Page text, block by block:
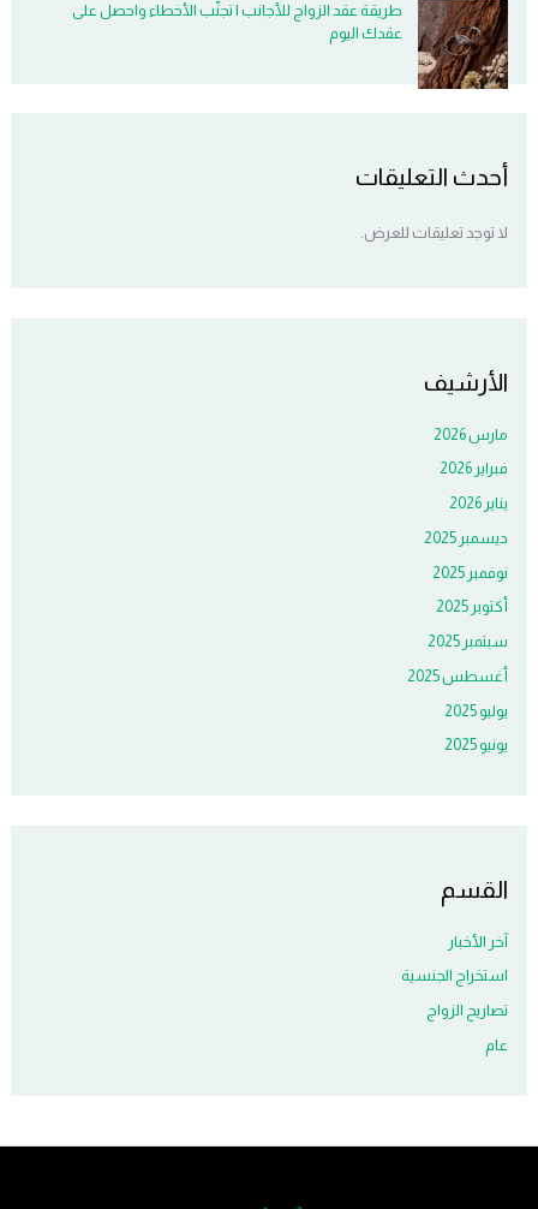
طريقة عقد الزواج للأجانب | تجنّب الأخطاء واحصل على
عقدك اليوم
أحدث التعليقات
لا توجد تعليقات للعرض.
الأرشيف
مارس 2026
فبراير 2026
يناير 2026
ديسمبر 2025
نوفمبر 2025
أكتوبر 2025
سبتمبر 2025
أغسطس 2025
يوليو 2025
يونيو 2025
القسم
آخر الأخبار
استخراج الجنسية
تصاريح الزواج
عام